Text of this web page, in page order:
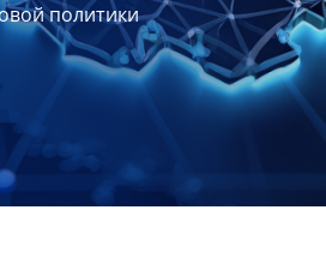
политики